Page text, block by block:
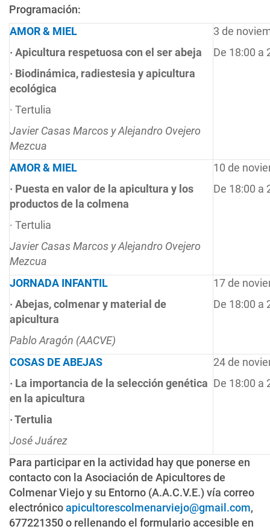
Programación:
AMOR & MIEL
· Apicultura respetuosa con el ser abeja
· Biodinámica, radiestesia y apicultura
ecológica
· Tertulia
Javier Casas Marcos y Alejandro Ovejero
Mezcua
3 de
De 18:00 a
AMOR & MIEL
· Puesta en valor de la apicultura y los
productos de la colmena
· Tertulia
Javier Casas Marcos y Alejandro Ovejero
Mezcua
10 de
De 18:00 a
JORNADA INFANTIL
· Abejas, colmenar y material de
apicultura
Pablo Aragón (AACVE)
17 de
De 18:00 a
COSAS DE ABEJAS
· La importancia de la selección genética
en la apicultura
·Tertulia
José Juárez
24 de
De 18:00 a
Para participar en la actividad hay que ponerse en
contacto con la Asociación de Apicultores de
Colmenar Viejo y su Entorno (A.A.C.V.E.) vía correo
electrónicoapicultorescolmenarviejo@gmail.com,
677221350 o rellenando el formulario accesible en